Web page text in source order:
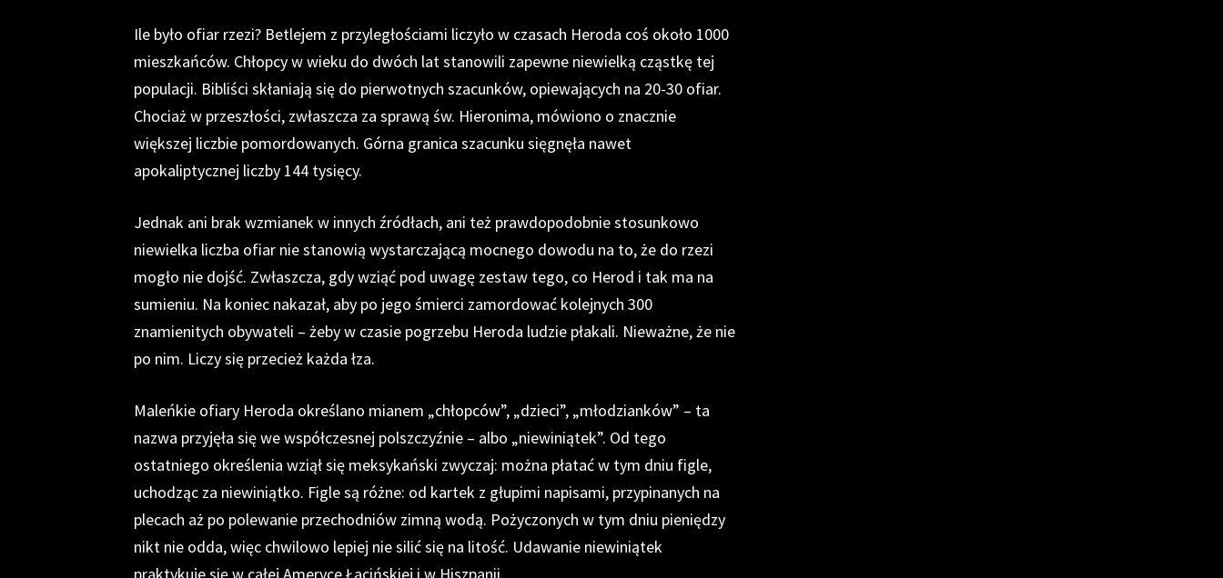
Ile było ofiar rzezi? Betlejem z przyległościami liczyło w czasach Heroda coś około 1000
mieszkańców. Chłopcy w wieku do dwóch lat stanowili zapewne niewielką cząstkę tej
populacji. Bibliści skłaniają się do pierwotnych szacunków, opiewających na 20-30 ofiar.
Chociaż w przeszłości, zwłaszcza za sprawą św. Hieronima, mówiono o znacznie
większej liczbie pomordowanych. Górna granica szacunku sięgnęła nawet
apokaliptycznej liczby 144 tysięcy.
Jednak ani brak wzmianek w innych źródłach, ani też prawdopodobnie stosunkowo
niewielka liczba ofiar nie stanowią wystarczającą mocnego dowodu na to, że do rzezi
mogło nie dojść. Zwłaszcza, gdy wziąć pod uwagę zestaw tego, co Herod i tak ma na
sumieniu. Na koniec nakazał, aby po jego śmierci zamordować kolejnych 300
znamienitych obywateli – żeby w czasie pogrzebu Heroda ludzie płakali. Nieważne, że nie
po nim. Liczy się przecież każda łza.
Maleńkie ofiary Heroda określano mianem „chłopców”, „dzieci”, „młodzianków” – ta
nazwa przyjęła się we współczesnej polszczyźnie – albo „niewiniątek”. Od tego
ostatniego określenia wziął się meksykański zwyczaj: można płatać w tym dniu figle,
uchodząc za niewiniątko. Figle są różne: od kartek z głupimi napisami, przypinanych na
plecach aż po polewanie przechodniów zimną wodą. Pożyczonych w tym dniu pieniędzy
nikt nie odda, więc chwilowo lepiej nie silić się na litość. Udawanie niewiniątek